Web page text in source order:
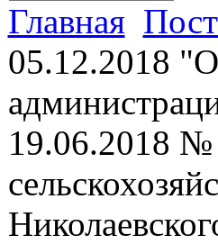
Главная
05.12.2018
19.06.2018 №